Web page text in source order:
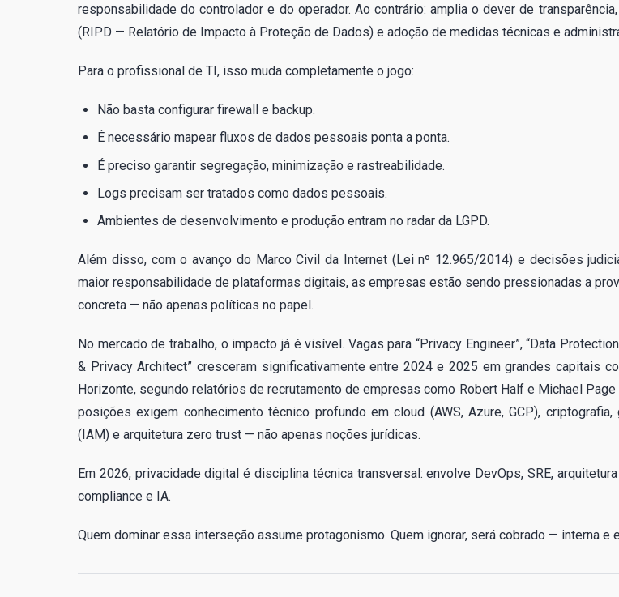
responsabilidade do controlador e do operador. Ao contrário: amplia o dever de
(RIPD — Relatório de Impacto à Proteção de Dados) e adoção de medidas técnicas e
Para o profissional de TI, isso muda completamente o jogo:
Não basta configurar firewall e backup.
É necessário mapear fluxos de dados pessoais ponta a ponta.
É preciso garantir segregação, minimização e rastreabilidade.
Logs precisam ser tratados como dados pessoais.
Ambientes de desenvolvimento e produção entram no radar da LGPD.
Além disso, com o avanço do Marco Civil da Internet (Lei nº 12.965/2014) e decisões
maior responsabilidade de plataformas digitais, as empresas estão sendo pressionadas a
concreta — não apenas políticas no papel.
No mercado de trabalho, o impacto já é visível. Vagas para “Privacy Engineer”, “Data
& Privacy Architect” cresceram significativamente entre 2024 e 2025 em grandes capitais
Horizonte, segundo relatórios de recrutamento de empresas como Robert Half e Michael
posições exigem conhecimento técnico profundo em cloud (AWS, Azure, GCP),
(IAM) e arquitetura zero trust — não apenas noções jurídicas.
Em 2026, privacidade digital é disciplina técnica transversal: envolve DevOps, SRE,
compliance e IA.
Quem dominar essa interseção assume protagonismo. Quem ignorar, será cobrado — interna e